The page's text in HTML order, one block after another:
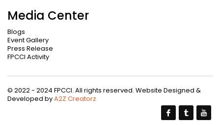
Media Center
Blogs
Event Gallery
Press Release
FPCCI Activity
© 2022 - 2024 FPCCI. All rights reserved. Website Designed &
Developed byA2Z Creatorz